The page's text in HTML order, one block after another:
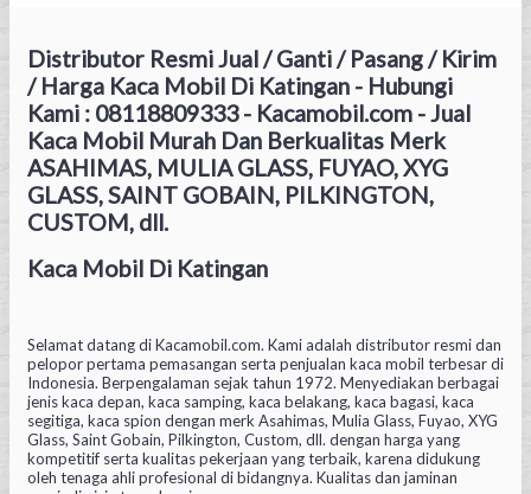
Distributor Resmi Jual / Ganti / Pasang / Kirim
/ Harga Kaca Mobil Di Katingan - Hubungi
Kami : 08118809333 - Kacamobil.com - Jual
Kaca Mobil Murah Dan Berkualitas Merk
ASAHIMAS, MULIA GLASS, FUYAO, XYG
GLASS, SAINT GOBAIN, PILKINGTON,
CUSTOM, dll.
Kaca Mobil Di Katingan
Selamat datang di Kacamobil.com. Kami adalah distributor resmi dan
pelopor pertama pemasangan serta penjualan kaca mobil terbesar di
Indonesia. Berpengalaman sejak tahun 1972. Menyediakan berbagai
jenis kaca depan, kaca samping, kaca belakang, kaca bagasi, kaca
segitiga, kaca spion dengan merk Asahimas, Mulia Glass, Fuyao, XYG
Glass, Saint Gobain, Pilkington, Custom, dll. dengan harga yang
kompetitif serta kualitas pekerjaan yang terbaik, karena didukung
oleh tenaga ahli profesional di bidangnya. Kualitas dan jaminan